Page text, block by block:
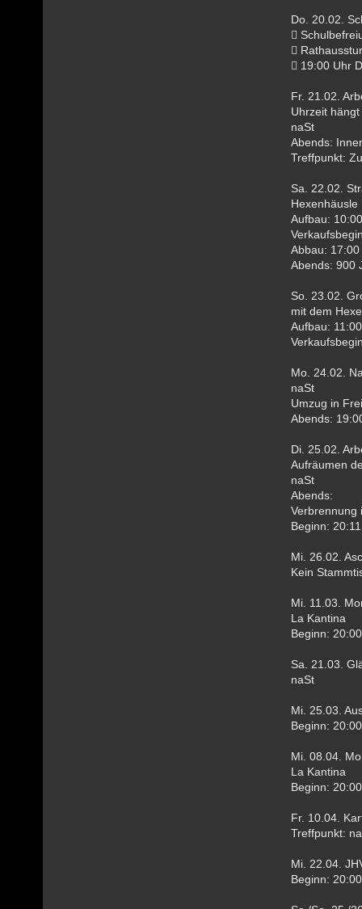
Do. 20.02.


 19:00 Uhr
Fr. 21.02.
Uhrzeit
naSt
Abends:
Treffpunkt:
Sa. 22.02.
Hexenhäusle
Aufbau:
Abbau:
Abends: 900
So. 23.02.
mit dem
Aufbau:
Mo. 24.02.
naSt
Umzug in
Abends:
Di. 25.02.
Aufräumen
naSt
Abends:
Verbrennung
Beginn:
Mi. 26.02.
Kein
Mi. 11.03.
La Kantina
Beginn:
Sa. 21.03.
naSt
Mi. 25.03.
Beginn:
Mi. 08.04.
La Kantina
Beginn:
Fr. 10.04.
Treffpunkt:
Mi. 22.04.
Beginn: